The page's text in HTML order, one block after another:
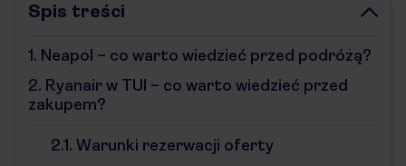
Spis treści
1. Neapol – co warto wiedzieć przed podróżą?
2. Ryanair w TUI – co warto wiedzieć przed
zakupem?
2.1. Warunki rezerwacji oferty